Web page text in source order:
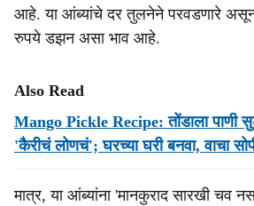
आहे. या आंब्यांचे दर तुलनेने परवडणारे
रुपये डझन असा भाव आहे.
Also Read
Mango Pickle Recipe: तोंडाला पाणी
'कैरीचं लोणचं'; घरच्या घरी बनवा, वाचा
मात्र, या आंब्यांना 'मानकुराद सारखी चव